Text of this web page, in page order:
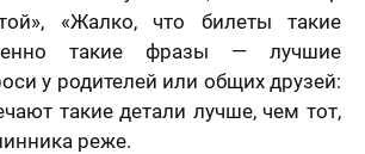
«Жалко, что билеты такие
такие фразы — лучшие
у родителей или общих друзей:
такие детали лучше, чем тот,
реже.